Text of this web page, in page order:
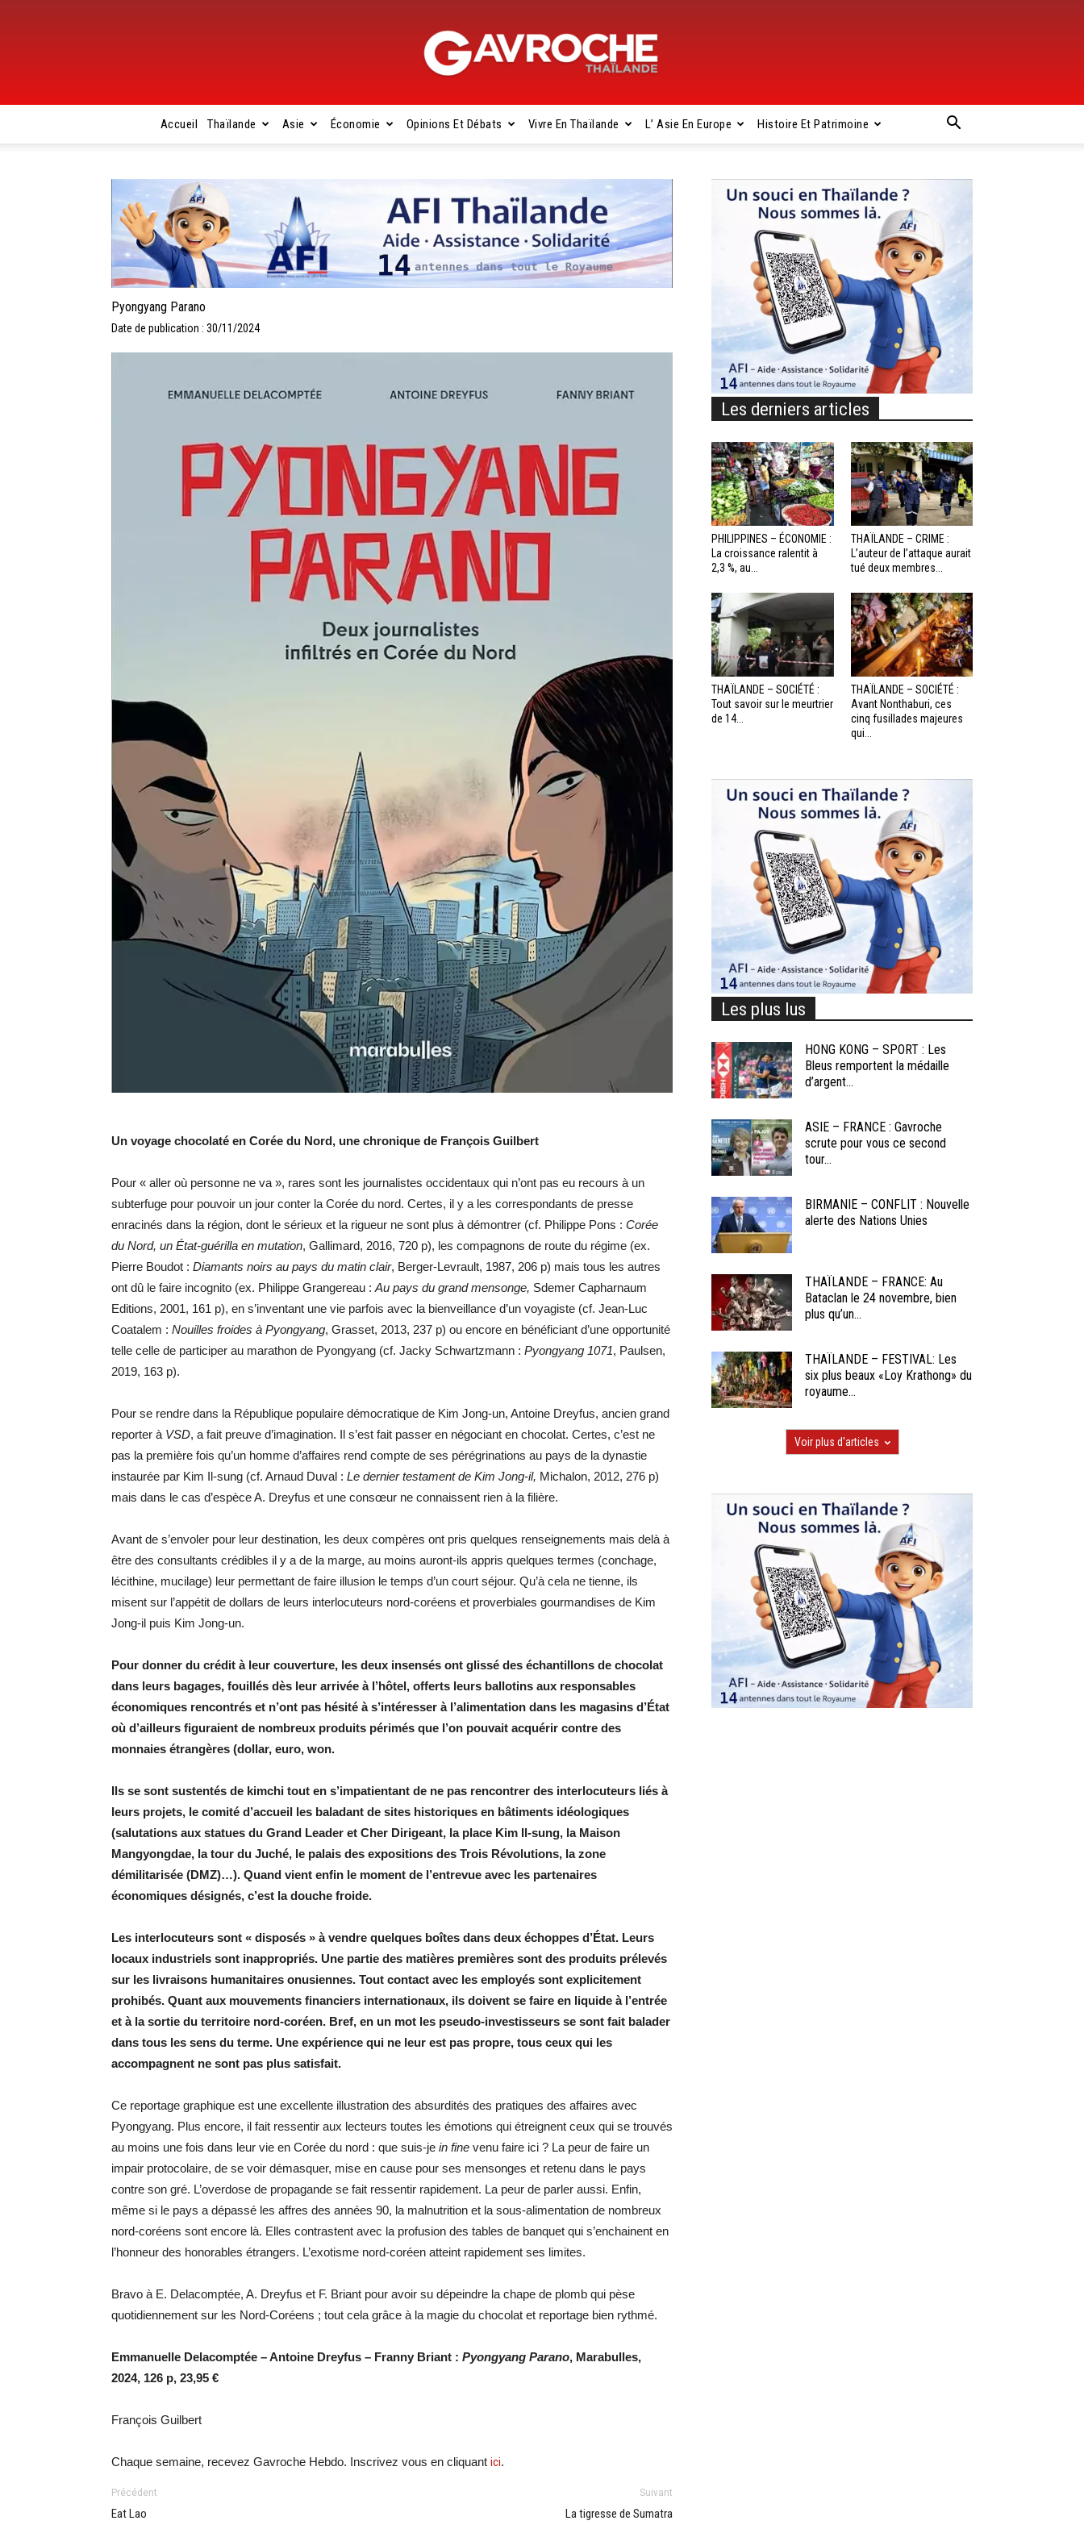
Gavroche
Thaïlande
Accueil Thaïlande Asie Économie Opinions Et Débats Vivre En Thaïlande L’ Asie En Europe Histoire Et Patrimoine
Pyongyang Parano
Date de publication : 30/11/2024
Un voyage chocolaté en Corée du Nord, une chronique de François Guilbert
Pour « aller où personne ne va », rares sont les journalistes occidentaux qui n’ont pas eu recours à un
subterfuge pour pouvoir un jour conter la Corée du nord. Certes, il y a les correspondants de presse
enracinés dans la région, dont le sérieux et la rigueur ne sont plus à démontrer (cf. Philippe Pons : Corée
du Nord, un État-guérilla en mutation, Gallimard, 2016, 720 p), les compagnons de route du régime (ex.
Pierre Boudot : Diamants noirs au pays du matin clair, Berger-Levrault, 1987, 206 p) mais tous les autres
ont dû le faire incognito (ex. Philippe Grangereau : Au pays du grand mensonge, Sdemer Capharnaum
Editions, 2001, 161 p), en s’inventant une vie parfois avec la bienveillance d’un voyagiste (cf. Jean-Luc
Coatalem : Nouilles froides à Pyongyang, Grasset, 2013, 237 p) ou encore en bénéficiant d’une opportunité
telle celle de participer au marathon de Pyongyang (cf. Jacky Schwartzmann : Pyongyang 1071, Paulsen,
2019, 163 p).
Pour se rendre dans la République populaire démocratique de Kim Jong-un, Antoine Dreyfus, ancien grand
reporter à VSD, a fait preuve d’imagination. Il s’est fait passer en négociant en chocolat. Certes, c’est ne
pas la première fois qu’un homme d’affaires rend compte de ses pérégrinations au pays de la dynastie
instaurée par Kim Il-sung (cf. Arnaud Duval : Le dernier testament de Kim Jong-il, Michalon, 2012, 276 p)
mais dans le cas d’espèce A. Dreyfus et une consœur ne connaissent rien à la filière.
Avant de s’envoler pour leur destination, les deux compères ont pris quelques renseignements mais delà à
être des consultants crédibles il y a de la marge, au moins auront-ils appris quelques termes (conchage,
lécithine, mucilage) leur permettant de faire illusion le temps d’un court séjour. Qu’à cela ne tienne, ils
misent sur l’appétit de dollars de leurs interlocuteurs nord-coréens et proverbiales gourmandises de Kim
Jong-il puis Kim Jong-un.
Pour donner du crédit à leur couverture, les deux insensés ont glissé des échantillons de chocolat
dans leurs bagages, fouillés dès leur arrivée à l’hôtel, offerts leurs ballotins aux responsables
économiques rencontrés et n’ont pas hésité à s’intéresser à l’alimentation dans les magasins d’État
où d’ailleurs figuraient de nombreux produits périmés que l’on pouvait acquérir contre des
monnaies étrangères (dollar, euro, won.
Ils se sont sustentés de kimchi tout en s’impatientant de ne pas rencontrer des interlocuteurs liés à
leurs projets, le comité d’accueil les baladant de sites historiques en bâtiments idéologiques
(salutations aux statues du Grand Leader et Cher Dirigeant, la place Kim Il-sung, la Maison
Mangyongdae, la tour du Juché, le palais des expositions des Trois Révolutions, la zone
démilitarisée (DMZ)…). Quand vient enfin le moment de l’entrevue avec les partenaires
économiques désignés, c’est la douche froide.
Les interlocuteurs sont « disposés » à vendre quelques boîtes dans deux échoppes d’État. Leurs
locaux industriels sont inappropriés. Une partie des matières premières sont des produits prélevés
sur les livraisons humanitaires onusiennes. Tout contact avec les employés sont explicitement
prohibés. Quant aux mouvements financiers internationaux, ils doivent se faire en liquide à l’entrée
et à la sortie du territoire nord-coréen. Bref, en un mot les pseudo-investisseurs se sont fait balader
dans tous les sens du terme. Une expérience qui ne leur est pas propre, tous ceux qui les
accompagnent ne sont pas plus satisfait.
Ce reportage graphique est une excellente illustration des absurdités des pratiques des affaires avec
Pyongyang. Plus encore, il fait ressentir aux lecteurs toutes les émotions qui étreignent ceux qui se trouvés
au moins une fois dans leur vie en Corée du nord : que suis-je in fine venu faire ici ? La peur de faire un
impair protocolaire, de se voir démasquer, mise en cause pour ses mensonges et retenu dans le pays
contre son gré. L’overdose de propagande se fait ressentir rapidement. La peur de parler aussi. Enfin,
même si le pays a dépassé les affres des années 90, la malnutrition et la sous-alimentation de nombreux
nord-coréens sont encore là. Elles contrastent avec la profusion des tables de banquet qui s’enchainent en
l’honneur des honorables étrangers. L’exotisme nord-coréen atteint rapidement ses limites.
Bravo à E. Delacomptée, A. Dreyfus et F. Briant pour avoir su dépeindre la chape de plomb qui pèse
quotidiennement sur les Nord-Coréens ; tout cela grâce à la magie du chocolat et reportage bien rythmé.
Emmanuelle Delacomptée – Antoine Dreyfus – Franny Briant : Pyongyang Parano, Marabulles,
2024, 126 p, 23,95 €
François Guilbert
Chaque semaine, recevez Gavroche Hebdo. Inscrivez vous en cliquant ici.
Précédent
Eat Lao
Suivant
La tigresse de Sumatra
Les derniers articles
PHILIPPINES – ÉCONOMIE :
La croissance ralentit à
2,3 %, au...
THAÏLANDE – CRIME :
L’auteur de l’attaque aurait
tué deux membres...
THAÏLANDE – SOCIÉTÉ :
Tout savoir sur le meurtrier
de 14...
THAÏLANDE – SOCIÉTÉ :
Avant Nonthaburi, ces
cinq fusillades majeures
qui...
Les plus lus
HONG KONG – SPORT : Les
Bleus remportent la médaille
d’argent...
ASIE – FRANCE : Gavroche
scrute pour vous ce second
tour...
BIRMANIE – CONFLIT : Nouvelle
alerte des Nations Unies
THAÏLANDE – FRANCE: Au
Bataclan le 24 novembre, bien
plus qu’un...
THAÏLANDE – FESTIVAL: Les
six plus beaux «Loy Krathong» du
royaume...
Voir plus d'articles